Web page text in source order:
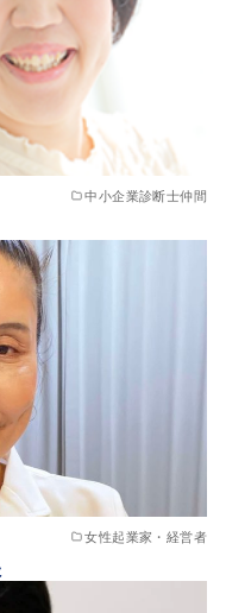
中小企業診断士仲間
女性起業家・経営者